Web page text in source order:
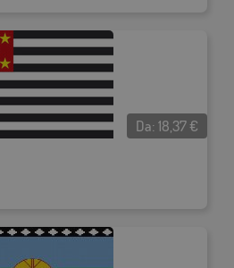
Da:18,37€